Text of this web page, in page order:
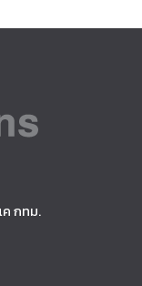
ค กทม.